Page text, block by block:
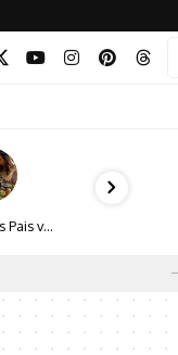
Dia dos Pais vai além do almoço: como transformar a data em experiência, afeto e boas escolhas